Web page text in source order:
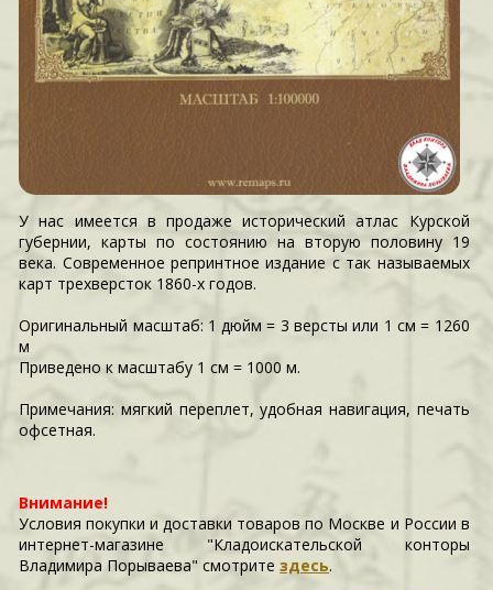
У нас имеется в продаже исторический атлас Курской
губернии, карты по состоянию на вторую половину 19
века. Современное репринтное издание с так называемых
карт трехверсток 1860-х годов.
Оригинальный масштаб: 1 дюйм = 3 версты или 1 см = 1260
м
Приведено к масштабу 1 см = 1000 м.
Примечания: мягкий переплет, удобная навигация, печать
офсетная.
Внимание!
Условия покупки и доставки товаров по Москве и России в
интернет-магазине "Кладоискательской конторы
Владимира Порываева" смотритездесь.